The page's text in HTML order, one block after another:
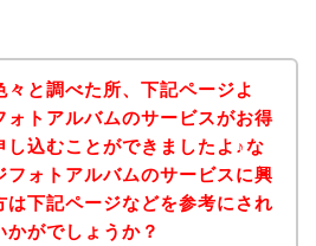
々と調べた所、下記ページよ
ォトアルバムのサービスがお得
し込むことができましたよ♪な
フォトアルバムのサービスに興
は下記ページなどを参考にされ
かがでしょうか？